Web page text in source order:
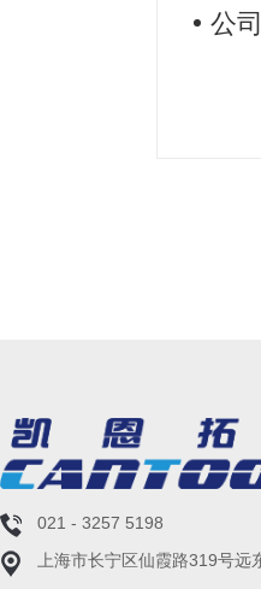
公
021 - 3257 5198
上海市长宁区仙霞路319号远